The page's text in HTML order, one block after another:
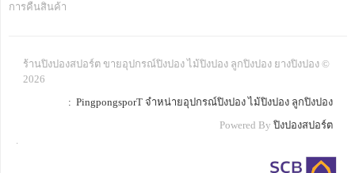
การคืนสินค้า
ร้านปิงปองสปอร์ต ขายอุปกรณ์ปิงปอง ไม้ปิงปอง ลูกปิงปอง ยางปิงปอง ©
2026
: PingpongsporT จำหน่ายอุปกรณ์ปิงปอง ไม้ปิงปอง ลูกปิงปอง
Powered By ปิงปองสปอร์ต
.